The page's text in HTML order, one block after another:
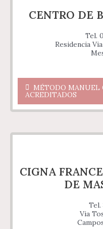
CENTRO DE
Tel.
Residencia
MÉTODO MANUEL
ACREDITADOS
CIGNA
DE
Tel.
Via